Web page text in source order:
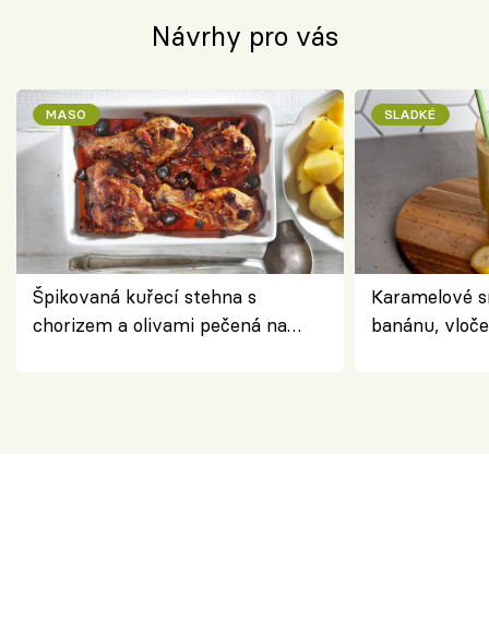
Návrhy pro vás
MASO
Špikovaná kuřecí stehna s
chorizem a olivami pečená na
SLADKÉ
Karamelové
banánu,